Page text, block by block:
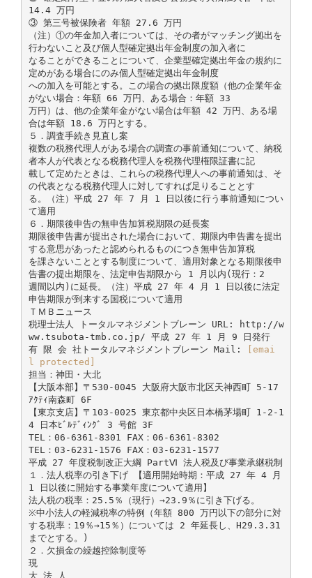
14.4 万円
③ 第三号被保険者 年額 27.6 万円
（注）①の年金加入者については、その者がマッチング拠出を
行わないこと及び個人型確定拠出年金制度の加入者に
なることができることについて、企業型確定拠出年金の規約に
定めがある場合にのみ個人型確定拠出年金制度
への加入を可能とする。この場合の拠出限度額（他の企業年金
がない場合：年額 66 万円、ある場合：年額 33
万円）は、他の企業年金がない場合は年額 42 万円、ある場
合は年額 18.6 万円とする。
５．調査手続き見直し案
複数の税務代理人がある場合の調査の事前通知について、納税
者本人が代表となる税務代理人を税務代理権限証書に記
載して定めたときは、これらの税務代理人への事前通知は、そ
の代表となる税務代理人に対してすれば足りることとす
る。（注）平成 27 年 7 月 1 日以後に行う事前通知につい
て適用
６．期限後申告の無申告加算税期限の延長案
期限後申告書が提出された場合において、期限内申告書を提出
する意思があったと認められるものにつき無申告加算税
を課さないこととする制度について、適用対象となる期限後申
告書の提出期限を、法定申告期限から 1 月以内(現行：2
週間以内)に延長。（注）平成 27 年 4 月 1 日以後に法定
申告期限が到来する国税について適用
ＴＭＢニュース
税理士法人 トータルマネジメントブレーン URL: http://w
ww.tsubota-tmb.co.jp/ 平成 27 年 1 月 9 日発行
有 限 会 社トータルマネジメントブレーン Mail:
[emai
l protected]
担当：神田・大北
【大阪本部】〒530-0045 大阪府大阪市北区天神西町 5-17
ｱｸﾃｨ南森町 6F
【東京支店】〒103-0025 東京都中央区日本橋茅場町 1-2-1
4 日本ﾋﾞﾙﾃﾞｨﾝｸﾞ 3 号館 3F
TEL：06-6361-8301 FAX：06-6361-8302
TEL：03-6231-1576 FAX：03-6231-1577
平成 27 年度税制改正大綱 PartⅥ 法人税及び事業承継税制
１．法人税率の引き下げ 【適用開始時期：平成 27 年 4 月
1 日以後に開始する事業年度について適用】
法人税の税率：25.5％（現行）→23.9％に引き下げる。
※中小法人の軽減税率の特例（年額 800 万円以下の部分に対
する税率：19％→15％）については 2 年延長し、H29.3.31
までとする。)
２．欠損金の繰越控除制度等
現
大 法 人